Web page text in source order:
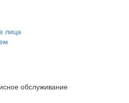
лица
обслуживание